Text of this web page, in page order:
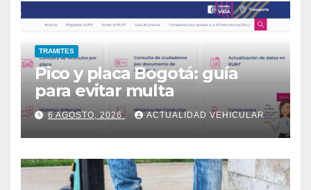
TRAMITES
Pico y placa Bogotá: guía
para evitar multa
6 AGOSTO, 2026 ACTUALIDAD VEHICULAR